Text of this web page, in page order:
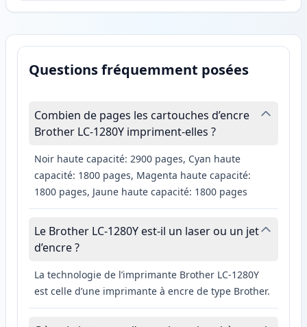
Questions fréquemment posées
Combien de pages les cartouches d’encre
Brother LC-1280Y impriment-elles ?
Noir haute capacité: 2900 pages, Cyan haute
capacité: 1800 pages, Magenta haute capacité:
1800 pages, Jaune haute capacité: 1800 pages
Le Brother LC-1280Y est-il un laser ou un jet
d’encre ?
La technologie de l’imprimante Brother LC-1280Y
est celle d’une imprimante à encre de type Brother.